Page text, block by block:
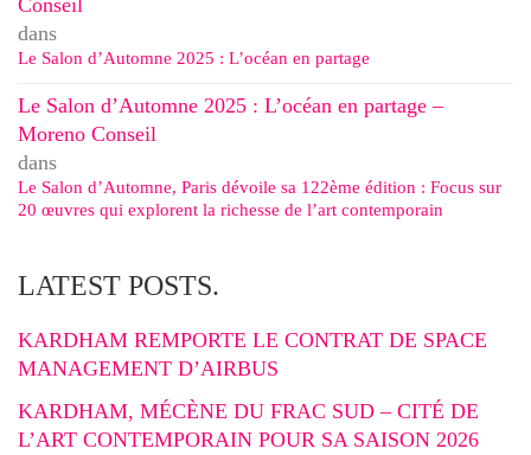
Conseil
dans
Le Salon d’Automne 2025 : L’océan en partage
Le Salon d’Automne 2025 : L’océan en partage –
Moreno Conseil
dans
Le Salon d’Automne, Paris dévoile sa 122ème édition : Focus sur
20 œuvres qui explorent la richesse de l’art contemporain
LATEST POSTS.
KARDHAM REMPORTE LE CONTRAT DE SPACE
MANAGEMENT D’AIRBUS
KARDHAM, MÉCÈNE DU FRAC SUD – CITÉ DE
L’ART CONTEMPORAIN POUR SA SAISON 2026